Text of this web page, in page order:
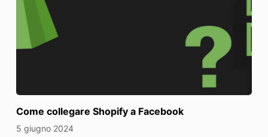
Come collegare Shopify a Facebook
5 giugno 2024